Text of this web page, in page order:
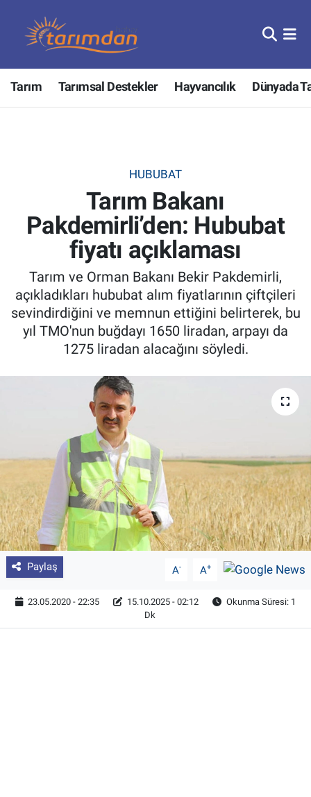
Tarım Tarımsal Destekler Hayvancılık Dünyada
HUBUBAT
Tarım Bakanı
Pakdemirli’den: Hububat
fiyatı açıklaması
Tarım ve Orman Bakanı Bekir Pakdemirli,
açıkladıkları hububat alım fiyatlarının çiftçileri
sevindirdiğini ve memnun ettiğini belirterek, bu
yıl TMO'nun buğdayı 1650 liradan, arpayı da
1275 liradan alacağını söyledi.
Paylaş A- A+
23.05.2020 - 22:35 15.10.2025 - 02:12
Okunma Süresi: 1
Dk
Tarım
Hayvancılık
Tarımsal Destekler
Tarım Bakanlığı
Tarım Kredi Kooperatifleri
Pankobirlik
Tarım Bilgisi
Yetiştirici Soruyor
Dünyada Tarım
Üretici Birlikleri
Şeker ve Şekerli Mamüller
Nöbetçi Eczaneler
Hava Durumu
Tüm Manşetler
Son Dakika Haberleri
Haber Arşivi